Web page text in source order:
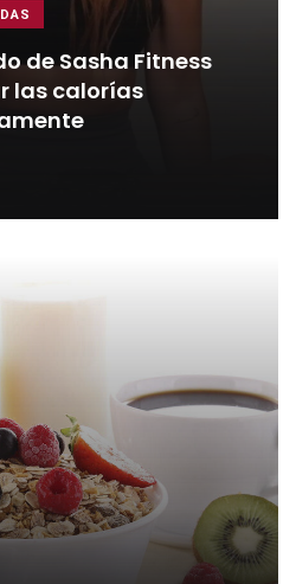
de Sasha Fitness
las calorías